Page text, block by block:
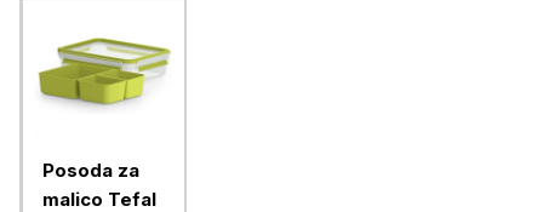
Posoda za
malico Tefal